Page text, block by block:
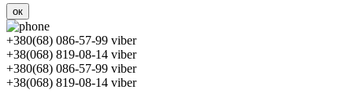
ок
+380(68) 086-57-99 viber
+38(068) 819-08-14 viber
+380(68) 086-57-99 viber
+38(068) 819-08-14 viber